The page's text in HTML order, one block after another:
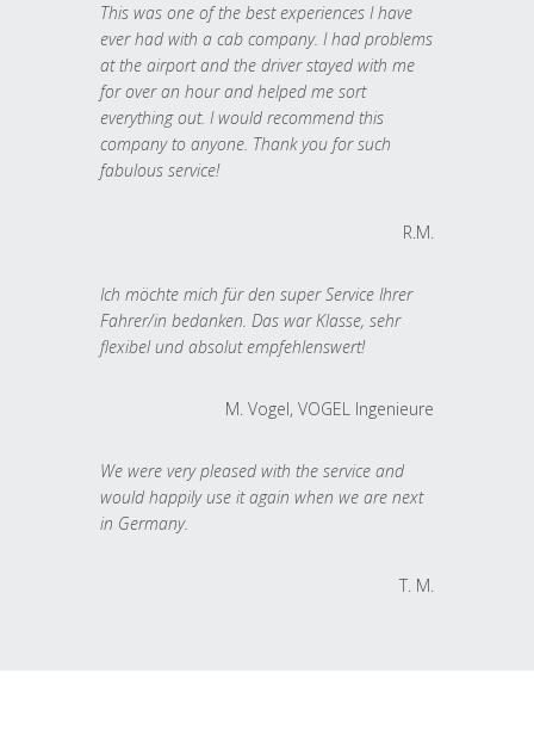
This was one of the best experiences I have
ever had with a cab company. I had problems
at the airport and the driver stayed with me
for over an hour and helped me sort
everything out. I would recommend this
company to anyone. Thank you for such
fabulous service!
R.M.
Ich möchte mich für den super Service Ihrer
Fahrer/in bedanken. Das war Klasse, sehr
flexibel und absolut empfehlenswert!
M. Vogel, VOGEL Ingenieure
We were very pleased with the service and
would happily use it again when we are next
in Germany.
T. M.